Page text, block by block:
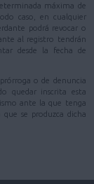
máxima de
caso, en cualquier
podrá revocar o
al registro tendrán
desde la fecha de
o de denuncia
quedar inscrita esta
ante la que tenga
se produzca dicha